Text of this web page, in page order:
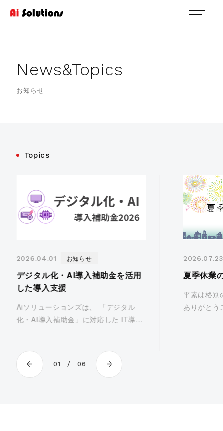
News&Topics
お知らせ
Topics
2026.04.01 お知らせ
デジタル化・AI導入補助金を活用
した導入支援
Aiソリューションズは、 「デジタル
化・AI導入補助金」に対応した IT導入
わせください。 ■ デジタル化・AI導入
補助金とは? デジタル化・AI導入補
2026.07.23
夏季休業
平素は格別
ありがとう
01 06